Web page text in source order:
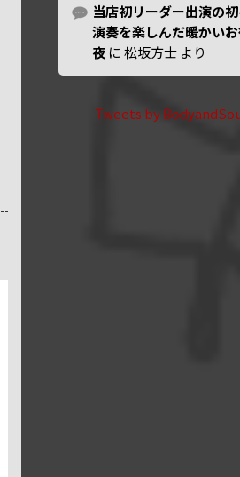
当店初リーダー出演の
演奏を楽しんだ暖かい
夜 に松坂方士 より
Tweets by